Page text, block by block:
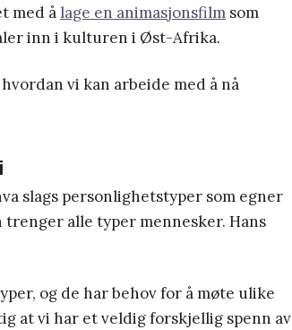
med å lage en animasjonsfilm som
inn i kulturen i Øst-Afrika.
vi kan arbeide med å nå
slags personlighetstyper som egner
alle typer mennesker. Hans
og de har behov for å møte ulike
at vi har et veldig forskjellig spenn av